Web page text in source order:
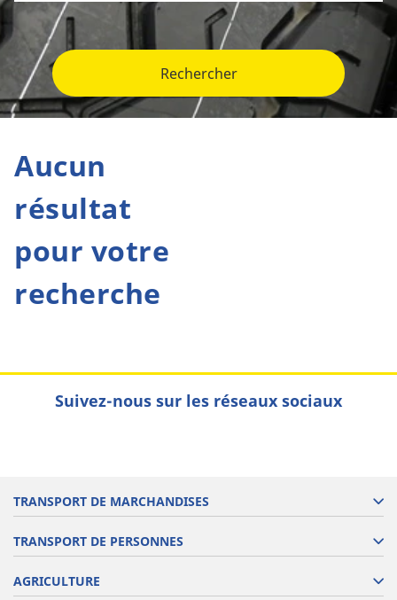
Rechercher
Aucun
résultat
pour votre
recherche
Suivez-nous sur les réseaux sociaux
TRANSPORT DE MARCHANDISES
TRANSPORT DE PERSONNES
AGRICULTURE